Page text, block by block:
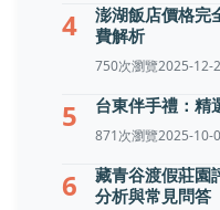
4
澎湖飯店價格完
費解析
750次瀏覽2025-12-
5 台東伴手禮：精
871次瀏覽2025-10-
6
藏青谷渡假莊園
分析與常見問答